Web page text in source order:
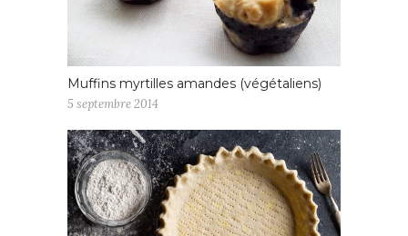
Muffins myrtilles amandes (végétaliens)
5 septembre 2014